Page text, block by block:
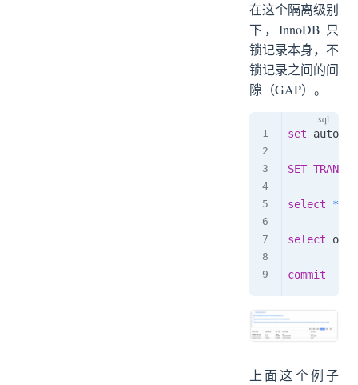
在这个隔离级别
下，InnoDB 只
锁记录本身，不
锁记录之间的间
隙（GAP）。
set
SET
select *
select
commit
上面这个例子